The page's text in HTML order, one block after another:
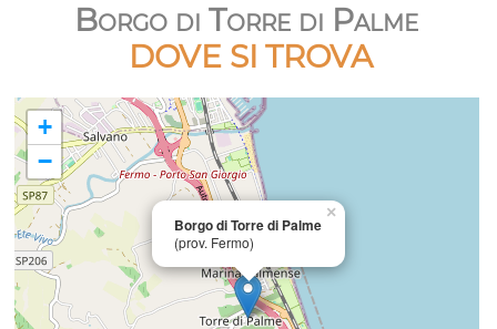
Borgo di Torre di Palme
DOVE SI TROVA
Borgo di Torre di Palme
(prov. Fermo)
×
+
−